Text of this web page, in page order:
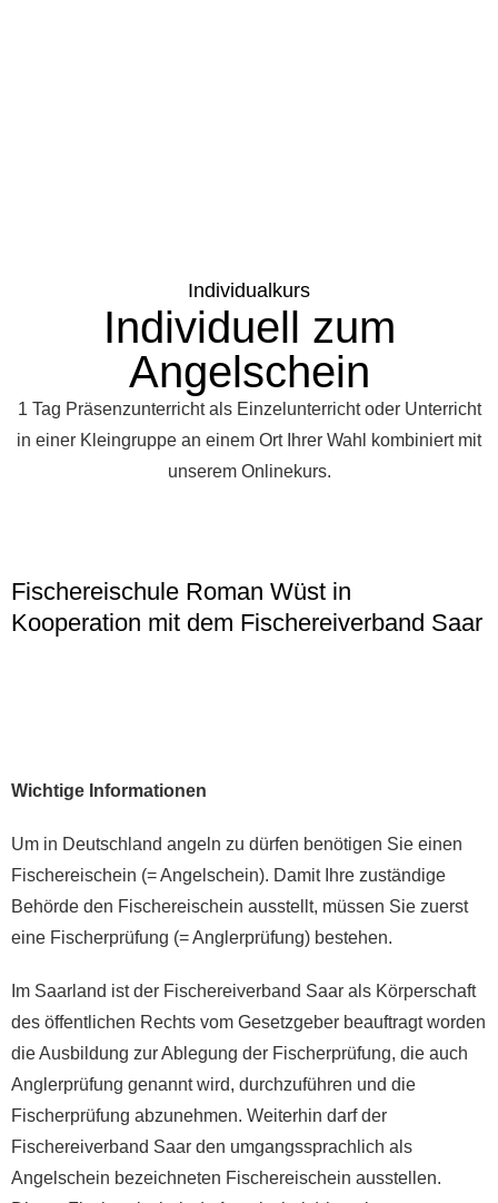
Individualkurs
Individuell zum
Angelschein
1 Tag Präsenzunterricht als Einzelunterricht oder Unterricht
in einer Kleingruppe an einem Ort Ihrer Wahl kombiniert mit
unserem Onlinekurs.
Fischereischule Roman Wüst in
Kooperation mit dem Fischereiverband Saar
Wichtige Informationen
Um in Deutschland angeln zu dürfen benötigen Sie einen
Fischereischein (= Angelschein). Damit Ihre zuständige
Behörde den Fischereischein ausstellt, müssen Sie zuerst
eine Fischerprüfung (= Anglerprüfung) bestehen.
Im Saarland ist der Fischereiverband Saar als Körperschaft
des öffentlichen Rechts vom Gesetzgeber beauftragt worden
die Ausbildung zur Ablegung der Fischerprüfung, die auch
Anglerprüfung genannt wird, durchzuführen und die
Fischerprüfung abzunehmen. Weiterhin darf der
Fischereiverband Saar den umgangssprachlich als
Angelschein bezeichneten Fischereischein ausstellen.